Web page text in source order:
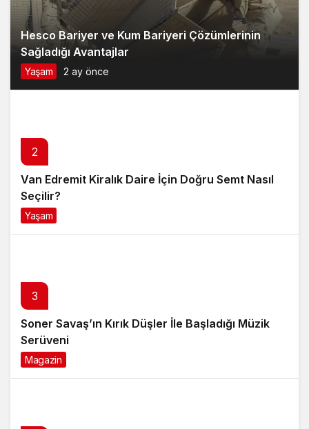
Hesco Bariyer ve Kum Bariyeri Çözümlerinin
Sağladığı Avantajlar
Yaşam 2 ay önce
2
Van Edremit Kiralık Daire İçin Doğru Semt Nasıl
Seçilir?
Yaşam
3
Soner Savaş’ın Kırık Düşler İle Başladığı Müzik
Serüveni
Magazin